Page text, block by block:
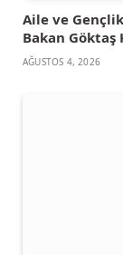
Aile ve
Bakan Göktaş
AĞUSTOS 4, 2026